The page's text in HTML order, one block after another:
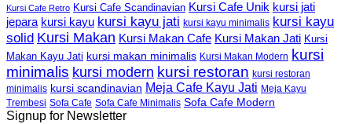
Kursi Cafe Retro Kursi Cafe Scandinavian Kursi Cafe Unik kursi jati
jepara kursi kayu kursi kayu jati kursi kayu minimalis kursi kayu
solid Kursi Makan Kursi Makan Cafe Kursi Makan Jati Kursi
Makan Kayu Jati kursi makan minimalis Kursi Makan Modern
kursi
minimalis kursi modern kursi restoran kursi restoran
minimalis kursi scandinavian Meja Cafe Kayu Jati Meja Kayu
Trembesi Sofa Cafe Sofa Cafe Minimalis Sofa Cafe Modern
Signup for Newsletter